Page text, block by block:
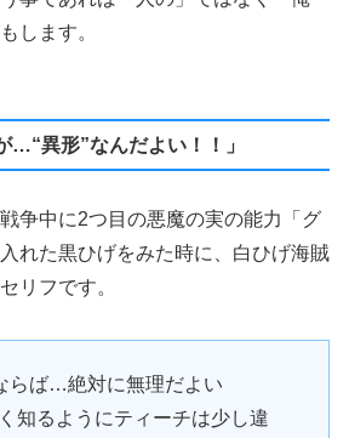
します。
…“異形”なんだよい！！」
争中に2つ目の悪魔の実の能力「グ
れた黒ひげをみた時に、白ひげ海賊
リフです。
らば…絶対に無理だよい
知るようにティーチは少し違